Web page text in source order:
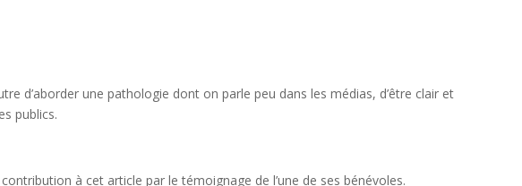
d’aborder une pathologie dont on parle peu dans les médias, d’être clair et
publics.
à cet article par le témoignage de l’une de ses bénévoles.